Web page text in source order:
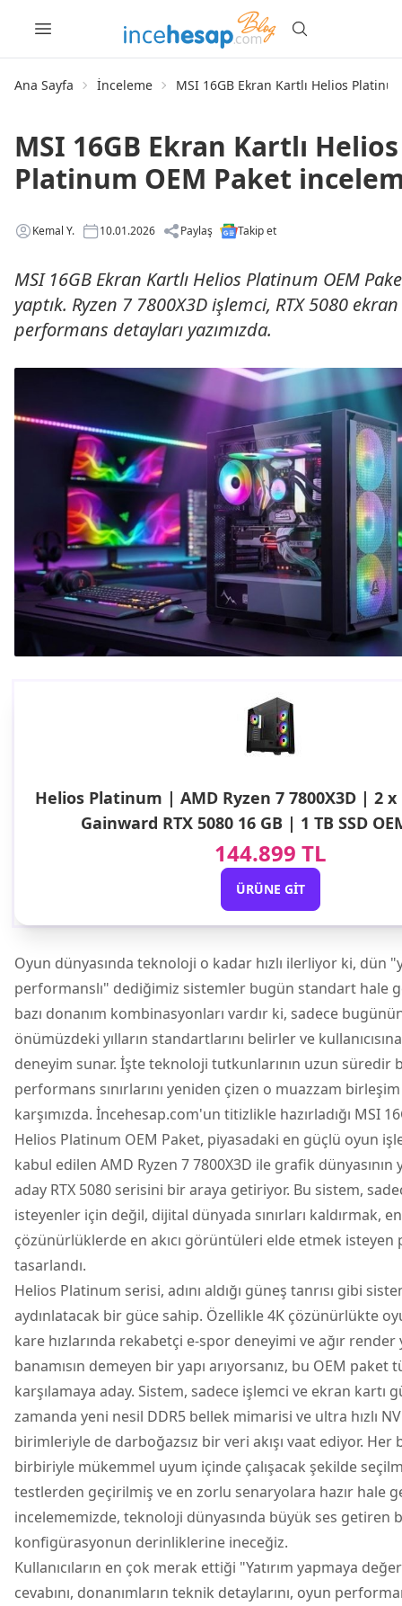
Ana Sayfa İnceleme MSI 16GB Ekran Kartlı Helios
MSI 16GB Ekran Kartlı Helios
Platinum OEM Paket
Kemal Y. 10.01.2026 Paylaş Takip et
MSI 16GB Ekran Kartlı Helios Platinum OEM
yaptık. Ryzen 7 7800X3D işlemci, RTX 5080
performans detayları yazımızda.
Helios Platinum | AMD Ryzen 7 7800X3D | 2 x
Gainward RTX 5080 16 GB | 1 TB SSD
144.899 TL
ÜRÜNE GIT
Oyun dünyasında teknoloji o kadar hızlı ilerliyor ki, dün
performanslı" dediğimiz sistemler bugün standart hale
bazı donanım kombinasyonları vardır ki, sadece
önümüzdeki yılların standartlarını belirler ve
deneyim sunar. İşte teknoloji tutkunlarının uzun süredir
performans sınırlarını yeniden çizen o muazzam
karşımızda. İncehesap.com'un titizlikle hazırladığı MSI
Helios Platinum OEM Paket, piyasadaki en güçlü oyun
kabul edilen AMD Ryzen 77800X3D ile grafik
aday RTX 5080 serisini bir araya getiriyor. Bu sistem,
isteyenler için değil, dijital dünyada sınırları kaldırmak,
çözünürlüklerde en akıcı görüntüleri elde etmek
tasarlandı.
Helios Platinum serisi, adını aldığı güneş tanrısı gibi
aydınlatacak bir güce sahip. Özellikle 4K çözünürlükte
kare hızlarında rekabetçi e-spor deneyimi ve ağır
banamısın demeyen bir yapı arıyorsanız, bu OEM
karşılamaya aday. Sistem, sadece işlemci ve ekran kartı
zamanda yeni nesil DDR5 bellek mimarisi ve ultra hızlı
birimleriyle de darboğazsız bir veri akışı vaat ediyor. Her
birbiriyle mükemmel uyum içinde çalışacak şekilde
testlerden geçirilmiş ve en zorlu senaryolara hazır hale
incelememizde, teknoloji dünyasında büyük ses getiren
konfigürasyonun derinliklerine ineceğiz.
Kullanıcıların en çok merak ettiği "Yatırım yapmaya
cevabını, donanımların teknik detaylarını, oyun